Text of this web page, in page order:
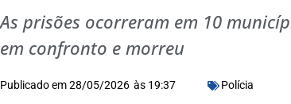
As prisões ocorreram em 10
em confronto e morreu
Publicado em28/05/2026 às 19:37 Polícia